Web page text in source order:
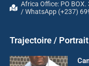
Africa Office: PO
/ WhatsApp (+237)
Trajectoire /